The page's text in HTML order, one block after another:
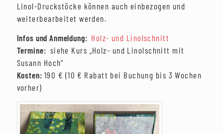
Linol-Druckstöcke können auch einbezogen und
weiterbearbeitet werden.
Infos und Anmeldung: Holz- und Linolschnitt
Termine: siehe Kurs „Holz- und Linolschnitt mit
Susann Hoch“
Kosten: 190 € (10 € Rabatt bei Buchung bis 3 Wochen
vorher)